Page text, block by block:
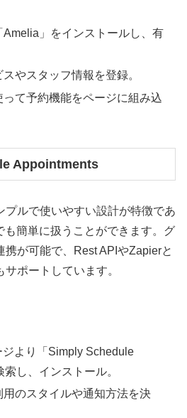
Amelia」をインストールし、有
やスタッフ情報を登録。
て予約機能をページに組み込
Appointments
プルで使いやすい設計が特徴であ
も簡単に扱うことができます。グ
携が可能で、Rest APIやZapierと
ポートしています。
より「Simply Schedule
し、インストール。
のスタイルや通知方法を決